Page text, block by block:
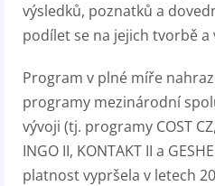
výsledků, poznatků a
podílet se na jejich tvorbě a
Program v plné míře
programy mezinárodní
vývoji (tj. programy COST CZ,
INGO II, KONTAKT II a
platnost vypršela v letech